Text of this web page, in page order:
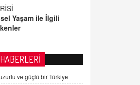
Yaşam ile İlgili
ve güçlü bir Türkiye